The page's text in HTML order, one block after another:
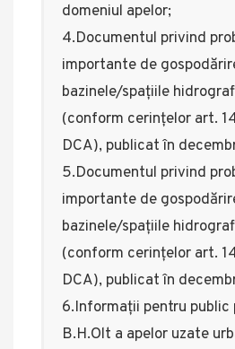
domeniul apelor;
4.Documentul privind
importante de
bazinele/spațiile
(conform cerințelor art.
DCA), publicat în
5.Documentul privind
importante de
bazinele/spațiile
(conform cerințelor art.
DCA), publicat în
6.Informații pentru
B.H.Olt a apelor uzate